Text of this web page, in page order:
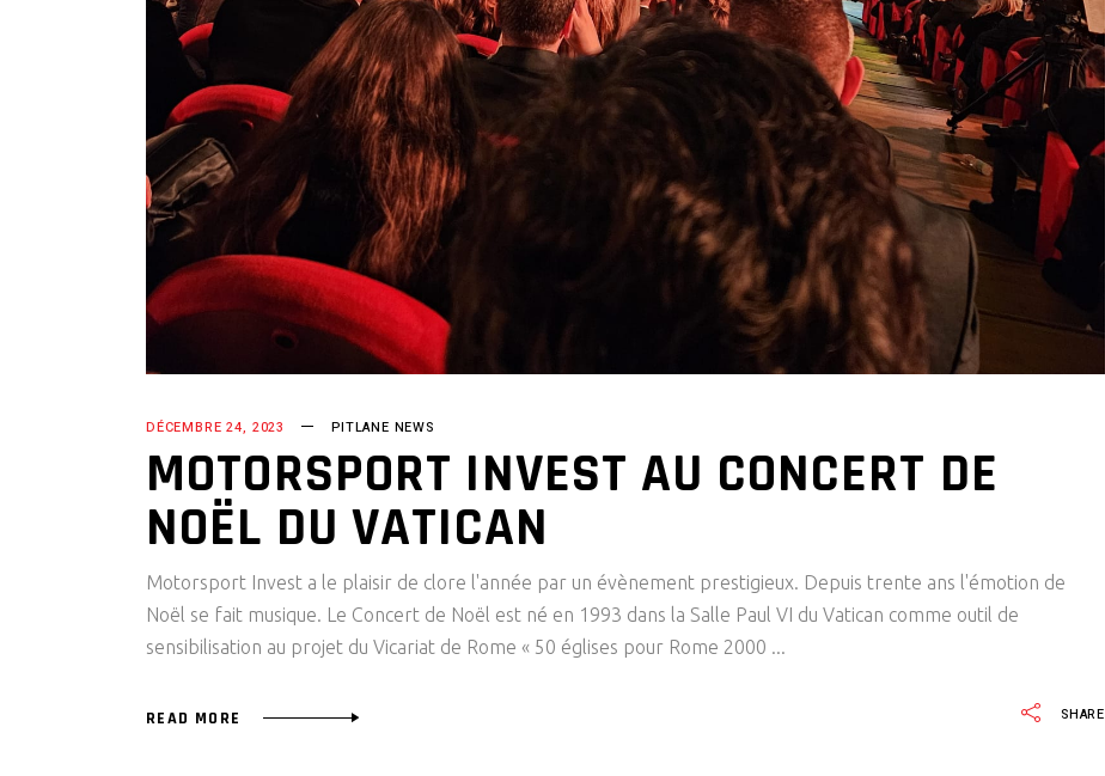
DÉCEMBRE 24, 2023 PITLANE NEWS
MOTORSPORT INVEST AU CONCERT DE
NOËL DU VATICAN
Motorsport Invest a le plaisir de clore l'année par un évènement prestigieux. Depuis trente ans l'émotion de
Noël se fait musique. Le Concert de Noël est né en 1993 dans la Salle Paul VI du Vatican comme outil de
sensibilisation au projet du Vicariat de Rome « ​​50 églises pour Rome 2000
READ MORE SHARE